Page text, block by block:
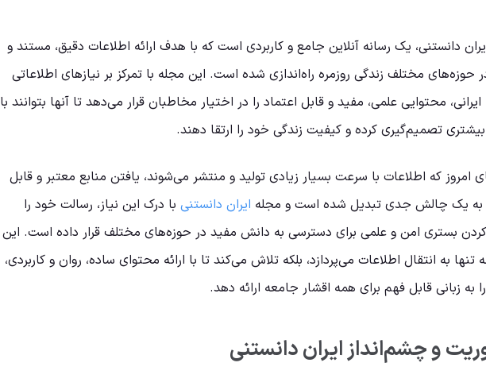
دانستنی، یک رسانه آنلاین جامع و کاربردی است که با هدف ارائه اطلاعات دقیق، مستند و
حوزه‌های مختلف زندگی روزمره راه‌اندازی شده است. این مجله با تمرکز بر نیازهای اطلاعاتی
محتوایی علمی، مفید و قابل اعتماد را در اختیار مخاطبان قرار می‌دهد تا آنها بتوانند با
تصمیم‌گیری کرده و کیفیت زندگی خود را ارتقا دهند.
امروز که اطلاعات با سرعت بسیار زیادی تولید و منتشر می‌شوند، یافتن منابع معتبر و قابل
به یک چالش جدی تبدیل شده است و مجله ایران دانستنی با درک این نیاز، رسالت خود را
بستری امن و علمی برای دسترسی به دانش مفید در حوزه‌های مختلف قرار داده است. این
تنها به انتقال اطلاعات می‌پردازد، بلکه تلاش می‌کند تا با ارائه محتوای ساده، روان و کاربردی،
به زبانی قابل فهم برای همه اقشار جامعه ارائه دهد.
و چشم‌انداز ایران دانستنی